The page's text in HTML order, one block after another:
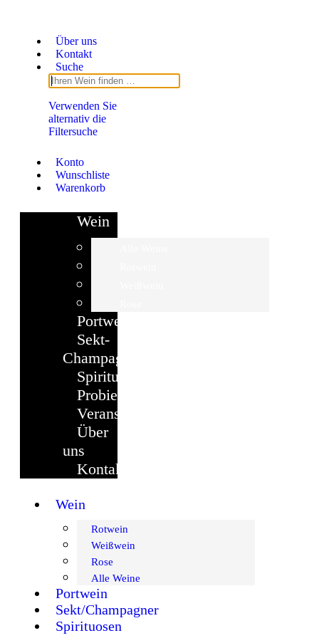
Über uns
Kontakt
Suche
Verwenden Sie
alternativ die
Filtersuche
Konto
Wunschliste
Warenkorb
Wein
Portwein
Sekt-
Champagner
Spirituosen
Probierpaket
Veranstaltungen
Über
uns
Kontakt
Wein
Rotwein
Weißwein
Rose
Alle Weine
Portwein
Sekt/Champagner
Spirituosen